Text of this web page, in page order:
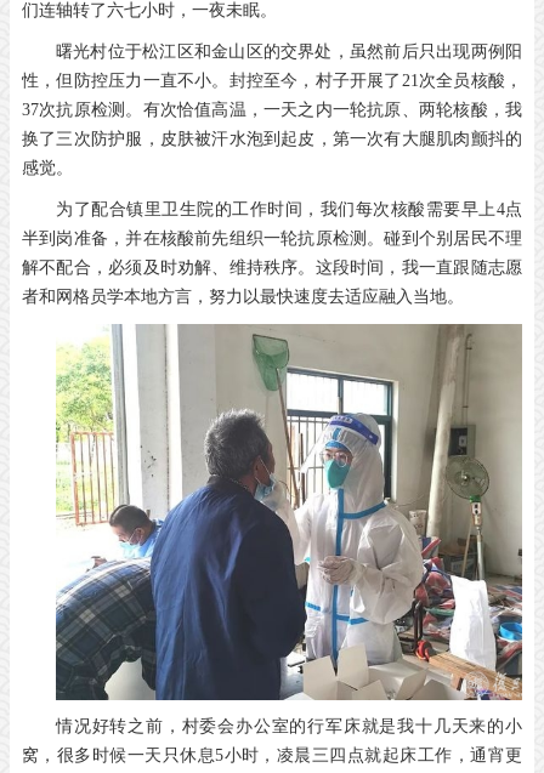
们连轴转了六七小时，一夜未眠。
曙光村位于松江区和金山区的交界处，虽然前后只出现两例阳
性，但防控压力一直不小。封控至今，村子开展了21次全员核酸，
37次抗原检测。有次恰值高温，一天之内一轮抗原、两轮核酸，我
换了三次防护服，皮肤被汗水泡到起皮，第一次有大腿肌肉颤抖的
感觉。
为了配合镇里卫生院的工作时间，我们每次核酸需要早上4点
半到岗准备，并在核酸前先组织一轮抗原检测。碰到个别居民不理
解不配合，必须及时劝解、维持秩序。这段时间，我一直跟随志愿
者和网格员学本地方言，努力以最快速度去适应融入当地。
情况好转之前，村委会办公室的行军床就是我十几天来的小
窝，很多时候一天只休息5小时，凌晨三四点就起床工作，通宵更